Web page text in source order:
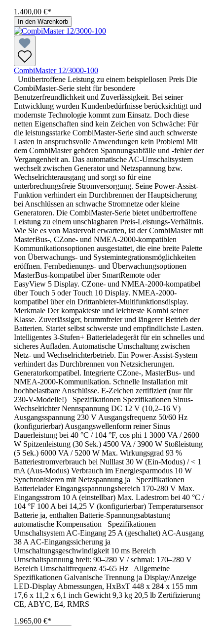
1.400,00 €*
In den Warenkorb
CombiMaster 12/3000-100
Unübertroffene Leistung zu einem beispiellosen Preis Die
CombiMaster-Serie steht für besondere
Benutzerfreundlichkeit und Zuverlässigkeit. Bei seiner
Entwicklung wurden Kundenbedürfnisse berücksichtigt und
modernste Technologie kommt zum Einsatz. Doch diese
netten Eigenschaften sind kein Zeichen von Schwäche: Für
die leistungsstarke CombiMaster-Serie sind auch schwerste
Lasten in anspruchsvolle Anwendungen kein Problem! Mit
dem CombiMaster gehören Spannungsabfälle und -fehler der
Vergangenheit an. Das automatische AC-Umschaltsystem
wechselt zwischen Generator und Netzspannung bzw.
Wechselrichterausgang und sorgt so für eine
unterbrechungsfreie Stromversorgung. Seine Power-Assist-
Funktion verhindert ein Durchbrennen der Hauptsicherung
bei Anschlüssen an schwache Stromnetze oder kleine
Generatoren. Die CombiMaster-Serie bietet unübertroffene
Leistung zu einem unschlagbaren Preis-Leistungs-Verhältnis.
Wie Sie es von Mastervolt erwarten, ist der CombiMaster mit
MasterBus-, CZone- und NMEA-2000-kompatiblen
Kommunikationsoptionen ausgestattet, die eine breite Palette
von Überwachungs- und Systemintegrationsmöglichkeiten
eröffnen. Fernbedienungs- und Überwachungsoptionen
MasterBus-kompatibel über SmartRemote oder
EasyView 5 Display. CZone- und NMEA-2000-kompatibel
über Touch 5 oder Touch 10 Display. NMEA-2000-
kompatibel über ein Drittanbieter-Multifunktionsdisplay.
Merkmale Der kompakteste und leichteste Kombi seiner
Klasse. Zuverlässiger, brummfreier und längerer Betrieb der
Batterien. Startet selbst schwerste und empfindlichste Lasten.
Intelligentes 3-Stufen+ Batterieladegerät für ein schnelles und
sicheres Aufladen. Automatische Umschaltung zwischen
Netz- und Wechselrichterbetrieb. Ein Power-Assist-System
verhindert das Durchbrennen von Netzsicherungen.
Generatorkompatibel. Integrierte CZone-, MasterBus- und
NMEA-2000-Kommunikation. Schnelle Installation mit
hochbelastbare Anschlüsse. E-Zeichen zertifiziert (nur für
230-V-Modelle!) Spezifikationen Spezifikationen Sinus-
Wechselrichter Nennspannung DC 12 V (10,2–16 V)
Ausgangsspannung 230 V Ausgangsfrequenz 50/60 Hz
(konfigurierbar) Ausgangswellenform reiner Sinus
Dauerleistung bei 40 °C / 104 °F, cos phi 1 3000 VA / 2600
W Spitzenleistung (30 Sek.) 4500 VA / 3900 W Stoßleistung
(5 Sek.) 6000 VA / 5200 W Max. Wirkungsgrad 93 %
Batteriestromverbrauch bei Nulllast 30 W (Ein-Modus) / < 1
mA (Aus-Modus) Verbrauch im Energiesparmodus 10 W
Synchronisieren mit Netzspannung ja Spezifikationen
Batterielader Eingangsspannungsbereich 170-280 V Max.
Eingangsstrom 10 A (einstellbar) Max. Ladestrom bei 40 °C /
104 °F 100 A bei 14,25 V (konfigurierbar) Temperatursensor
Batterie ja, enthalten Batterie-Spannungsabtastung
automatische Kompensation Spezifikationen
Umschaltsystem AC-Eingang 25 A (geschaltet) AC-Ausgang
38 A AC-Eingangssicherung ja
Umschaltungsgeschwindigkeit 10 ms Bereich
Umschaltspannung breit: 90–280 V / schmal: 170–280 V
Bereich Umschaltfrequenz 45-65 Hz Allgemeine
Spezifikationen Galvanische Trennung ja Display/Anzeige
LED-Display Abmessungen, HxBxT 448 x 284 x 155 mm
17,6 x 11,2 x 6,1 inch Gewicht 9,3 kg 20,5 lb Zertifizierung
CE, ABYC, E4, RMRS
1.965,00 €*